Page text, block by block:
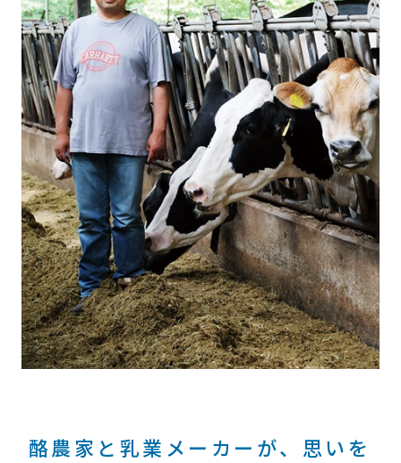
酪農家と乳業メーカーが、思いを